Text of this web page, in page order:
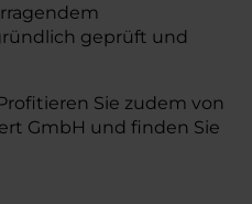
geprüft und
Sie zudem von
GmbH und finden Sie